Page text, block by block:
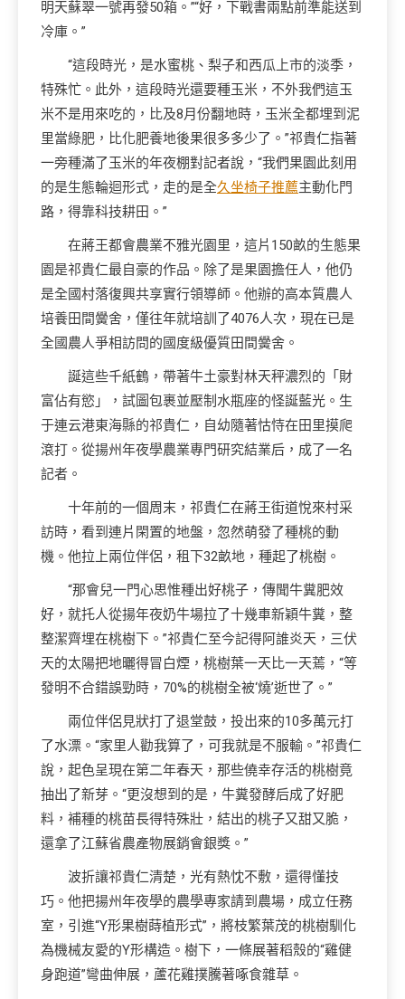
明天蘇翠一號再發50箱。”“好，下戰書兩點前準能送到
冷庫。”
“這段時光，是水蜜桃、梨子和西瓜上市的淡季，
特殊忙。此外，這段時光還要種玉米，不外我們這玉
米不是用來吃的，比及8月份翻地時，玉米全都埋到泥
里當綠肥，比化肥養地後果很多多少了。”祁貴仁指著
一旁種滿了玉米的年夜棚對記者說，“我們果園此刻用
的是生態輪迴形式，走的是全久坐椅子推薦主動化門
路，得靠科技耕田。”
在蔣王都會農業不雅光園里，這片150畝的生態果
園是祁貴仁最自豪的作品。除了是果園擔任人，他仍
是全國村落復興共享實行領導師。他辦的高本質農人
培養田間黌舍，僅往年就培訓了4076人次，現在已是
全國農人爭相訪問的國度級優質田間黌舍。
誕這些千紙鶴，帶著牛土豪對林天秤濃烈的「財
富佔有慾」，試圖包裹並壓制水瓶座的怪誕藍光。生
于連云港東海縣的祁貴仁，自幼隨著怙恃在田里摸爬
滾打。從揚州年夜學農業專門研究結業后，成了一名
記者。
十年前的一個周末，祁貴仁在蔣王街道悅來村采
訪時，看到連片閑置的地盤，忽然萌發了種桃的動
機。他拉上兩位伴侶，租下32畝地，種起了桃樹。
“那會兒一門心思惟種出好桃子，傳聞牛糞肥效
好，就托人從揚年夜奶牛場拉了十幾車新穎牛糞，整
整潔齊埋在桃樹下。”祁貴仁至今記得阿誰炎天，三伏
天的太陽把地曬得冒白煙，桃樹葉一天比一天蔫，“等
發明不合錯誤勁時，70%的桃樹全被‘燒’逝世了。”
兩位伴侶見狀打了退堂鼓，投出來的10多萬元打
了水漂。“家里人勸我算了，可我就是不服輸。”祁貴仁
說，起色呈現在第二年春天，那些僥幸存活的桃樹竟
抽出了新芽。“更沒想到的是，牛糞發酵后成了好肥
料，補種的桃苗長得特殊壯，結出的桃子又甜又脆，
還拿了江蘇省農產物展銷會銀獎。”
波折讓祁貴仁清楚，光有熱忱不敷，還得懂技
巧。他把揚州年夜學的農學專家請到農場，成立任務
室，引進“Y形果樹蒔植形式”，將枝繁葉茂的桃樹馴化
為機械友愛的Y形構造。樹下，一條展著稻殼的“雞健
身跑道”彎曲伸展，蘆花雞撲騰著啄食雜草。